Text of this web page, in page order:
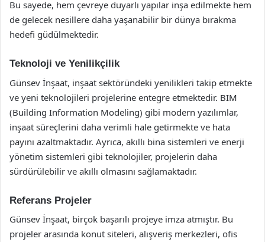
Bu sayede, hem çevreye duyarlı yapılar inşa edilmekte hem
de gelecek nesillere daha yaşanabilir bir dünya bırakma
hedefi güdülmektedir.
Teknoloji ve Yenilikçilik
Günsev İnşaat, inşaat sektöründeki yenilikleri takip etmekte
ve yeni teknolojileri projelerine entegre etmektedir. BIM
(Building Information Modeling) gibi modern yazılımlar,
inşaat süreçlerini daha verimli hale getirmekte ve hata
payını azaltmaktadır. Ayrıca, akıllı bina sistemleri ve enerji
yönetim sistemleri gibi teknolojiler, projelerin daha
sürdürülebilir ve akıllı olmasını sağlamaktadır.
Referans Projeler
Günsev İnşaat, birçok başarılı projeye imza atmıştır. Bu
projeler arasında konut siteleri, alışveriş merkezleri, ofis